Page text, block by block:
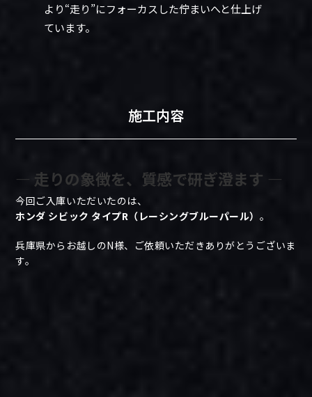
より“走り”にフォーカスした佇まいへと仕上げ
ています。
施工内容
― 走りの象徴を、質感で研ぎ澄ます ―
今回ご入庫いただいたのは、
ホンダ シビック タイプR（レーシングブルーパール） 。
兵庫県からお越しのN様、ご依頼いただきありがとうございま
す。